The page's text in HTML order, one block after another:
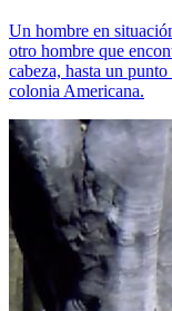
Un hombre en
otro hombre que
cabeza, hasta un
colonia Americana.